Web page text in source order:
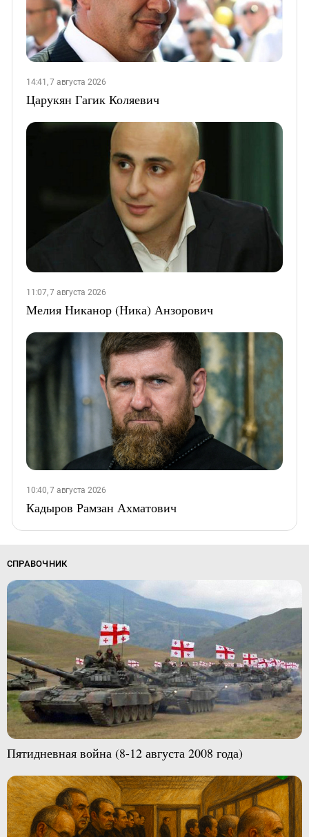
14:41, 7 августа 2026
Царукян Гагик Коляевич
11:07, 7 августа 2026
Мелия Никанор (Ника) Анзорович
10:40, 7 августа 2026
Кадыров Рамзан Ахматович
СПРАВОЧНИК
Пятидневная война (8-12 августа 2008 года)